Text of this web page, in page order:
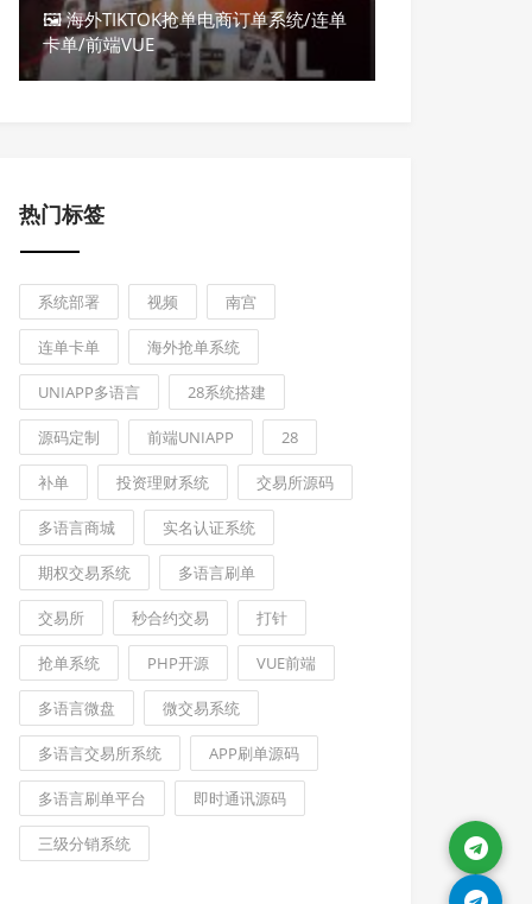
🖼 海外TIKTOK抢单电商订单系统/连单
卡单/前端VUE
热门标签
系统部署 视频 南宫
连单卡单 海外抢单系统
UNIAPP多语言 28系统搭建
源码定制 前端UNIAPP 28
补单 投资理财系统 交易所源码
多语言商城 实名认证系统
期权交易系统 多语言刷单
交易所 秒合约交易 打针
抢单系统 PHP开源 VUE前端
多语言微盘 微交易系统
多语言交易所系统 APP刷单源码
多语言刷单平台 即时通讯源码
三级分销系统